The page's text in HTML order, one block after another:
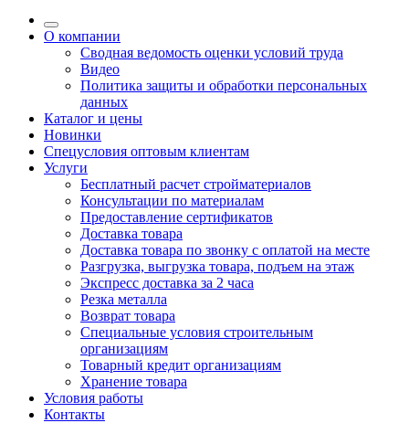
О компании
Сводная ведомость оценки условий труда
Видео
Политика защиты и обработки персональных
данных
Каталог и цены
Новинки
Спецусловия оптовым клиентам
Услуги
Бесплатный расчет стройматериалов
Консультации по материалам
Предоставление сертификатов
Доставка товара
Доставка товара по звонку с оплатой на месте
Разгрузка, выгрузка товара, подъем на этаж
Экспресс доставка за 2 часа
Резка металла
Возврат товара
Специальные условия строительным
организациям
Товарный кредит организациям
Хранение товара
Условия работы
Контакты